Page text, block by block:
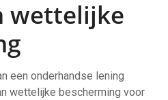
wettelijke
een onderhandse lening
wettelijke bescherming voor